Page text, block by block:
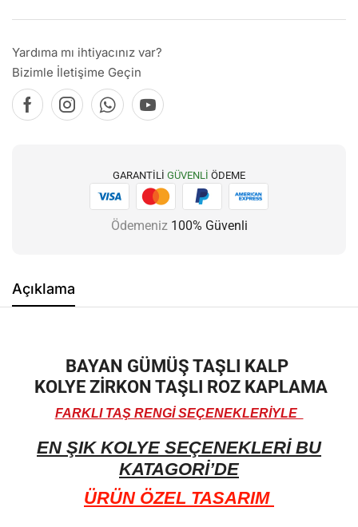
Yardıma mı ihtiyacınız var?
Bizimle İletişime Geçin
GARANTILI GÜVENLI ÖDEME
Ödemeniz 100% Güvenli
Açıklama
BAYAN GÜMÜŞ TAŞLI KALP
KOLYE ZİRKON TAŞLI ROZ KAPLAMA
FARKLI TAŞ RENGİ SEÇENEKLERİYLE
EN ŞIK KOLYE SEÇENEKLERİ BU
KATAGORİ’DE
ÜRÜN ÖZEL TASARIM